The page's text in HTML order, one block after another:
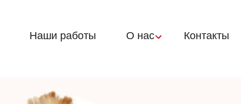
Наши работы О нас Контакты